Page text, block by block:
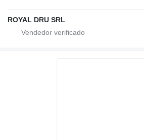
ROYAL DRU SRL